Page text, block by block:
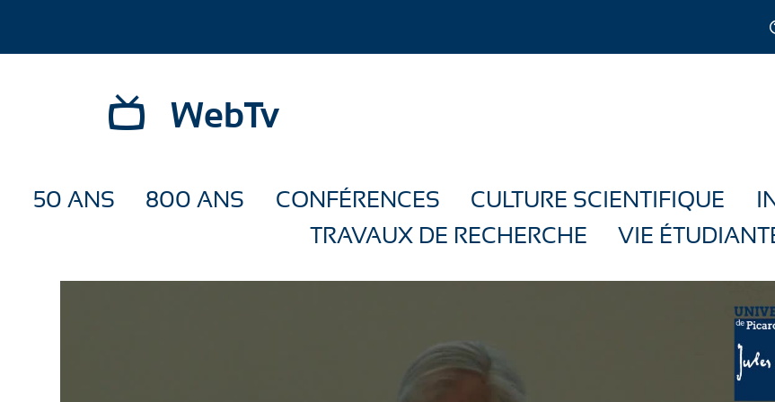
WebTv
50 ANS 800 ANS CONFÉRENCES CULTURE SCIENTIFIQUE
TRAVAUX DE RECHERCHE
VIE